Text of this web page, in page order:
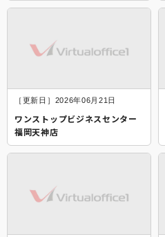
［更新日］2026年06月21日
ワンストップビジネスセンター
福岡天神店